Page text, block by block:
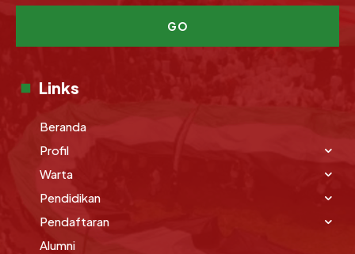
GO
Links
Beranda
Profil
Warta
Pendidikan
Pendaftaran
Alumni